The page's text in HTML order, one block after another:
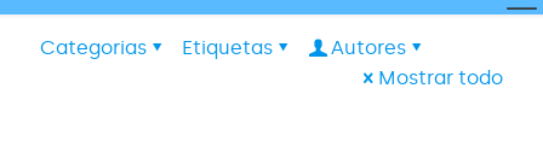
Categorias Etiquetas
Autores
Mostrar todo